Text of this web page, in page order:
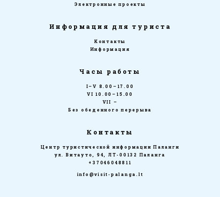
Электронные проекты
Информация для туриста
Kонтакты
Информация
Часы работы
I–V 8.00–17.00
VI 10.00–15.00
VII –
Без обеденного перерыва
Контакты
Центр туристической информации Паланги
ул. Витауто, 94, ЛТ-00132 Паланга
+37046048811
info@visit-palanga.lt